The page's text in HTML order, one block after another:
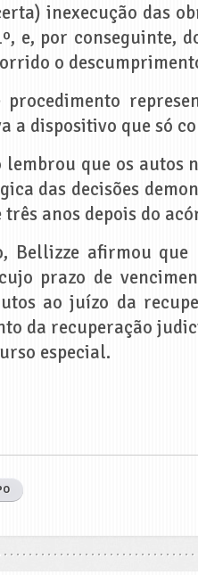
inexecução das
e, por conseguinte,
o
procedimento
a dispositivo que só
que os autos
das decisões
três anos depois do
Bellizze afirmou
prazo de
ao juízo da
da recuperação
especial.